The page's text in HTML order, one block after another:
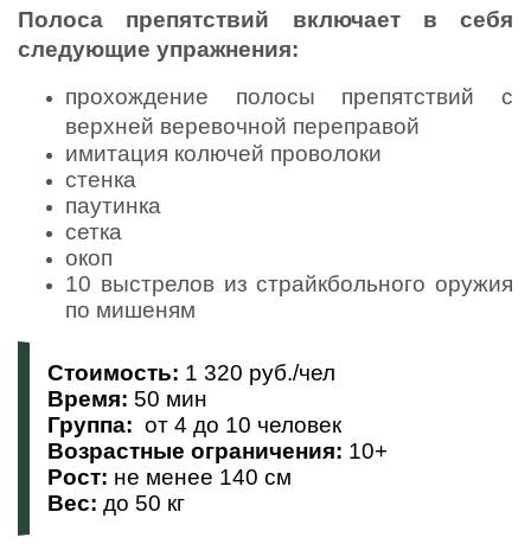
Полоса препятствий включает в себя
следующие упражнения:
прохождение полосы препятствий с
верхней веревочной переправой
имитация колючей проволоки
стенка
паутинка
сетка
окоп
10 выстрелов из страйкбольного оружия
по мишеням
Стоимость: 1 320 руб./чел
Время: 50 мин
Группа: от 4 до 10 человек
Возрастные ограничения: 10+
Рост: не менее 140 см
Вес: до 50 кг